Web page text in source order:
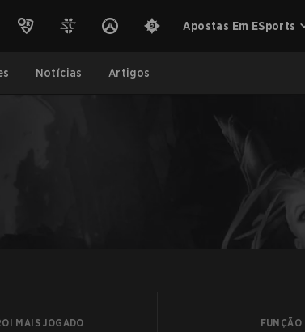
Apostas Em ESports
Notícias Artigos
MAIS JOGADO FUNÇÃO